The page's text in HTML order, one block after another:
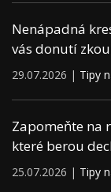
Nenápadná
vás donutí
29.07.2026 | Tipy
Zapomeňte na
které berou
25.07.2026 | Tipy